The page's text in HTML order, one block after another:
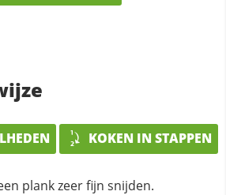
KOKEN IN STAPPEN
plank zeer fijn snijden.